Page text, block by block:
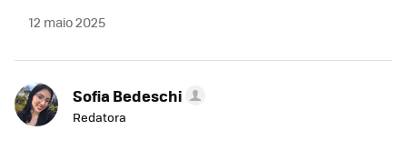
12 maio 2025
Sofia Bedeschi
Redatora